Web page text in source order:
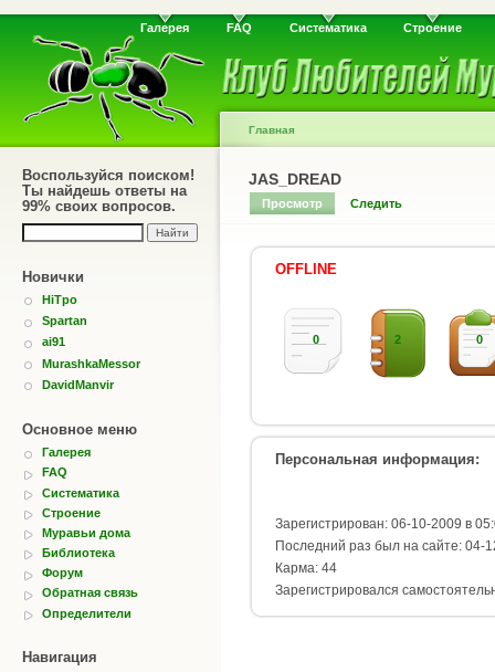
Галерея FAQ Систематика Строение
Воспользуйся поиском!
Ты найдешь ответы на
99% своих вопросов.
Новички
HiTpo
Spartan
ai91
MurashkaMessor
DavidManvir
Основное меню
Галерея
FAQ
Систематика
Строение
Муравьи дома
Библиотека
Форум
Обратная связь
Определители
Навигация
Главная
JAS_DREAD
Просмотр Следить
OFFLINE
0 2 0
Персональная информация:
Зарегистрирован: 06-10-2009 в
Последний раз был на сайте: 04-
Карма: 44
Зарегистрировался